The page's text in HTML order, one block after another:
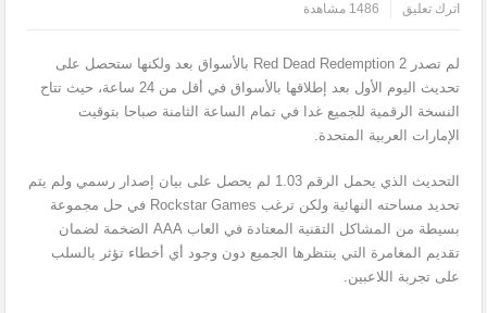
اترك تعليق
1486 مشاهدة
لم تصدر Red Dead Redemption 2 بالأسواق بعد ولكنها ستحصل على
تحديث اليوم الأول بعد إطلاقها بالأسواق في أقل من 24 ساعة، حيث تتاح
النسخة الرقمية للجميع غدا في تمام الساعة الثامنة صباحا بتوقيت
الإمارات العربية المتحدة.
التحديث الذي يحمل الرقم 1.03 لم يحصل على بيان إصدار رسمي ولم يتم
تحديد مساحته النهائية ولكن ترغب Rockstar Games في حل مجموعة
بسيطة من المشاكل التقنية المعتادة في العاب AAA الضخمة لضمان
تقديم المغامرة التي ينتظرها الجميع دون وجود أي أخطاء تؤثر بالسلب
على تجربة اللاعبين.